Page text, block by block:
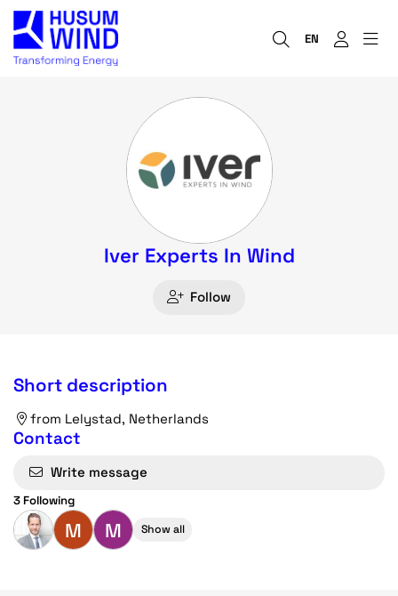
EN
Iver Experts In Wind
Follow
Short description
from Lelystad, Netherlands
Contact
Write message
3 Following
M M Show all